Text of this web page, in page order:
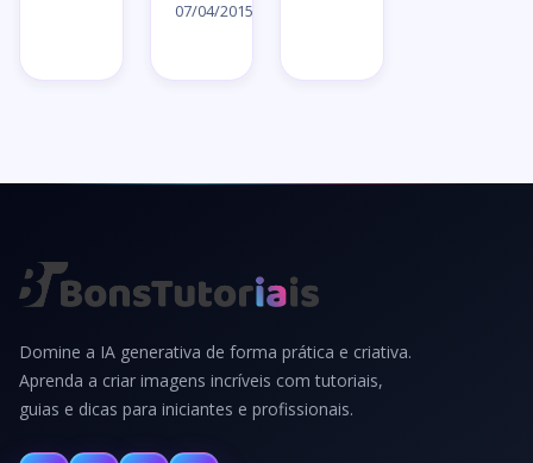
07/04/2015
Domine a IA generativa de forma prática e criativa.
Aprenda a criar imagens incríveis com tutoriais,
guias e dicas para iniciantes e profissionais.